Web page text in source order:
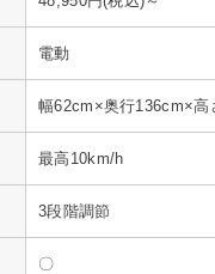
電動
幅62cm×奥行136cm×高
最高10km/h
3段階調節
〇